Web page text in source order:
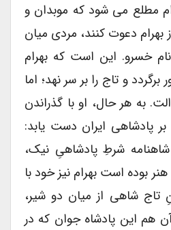
مطلع می شود که موبدان و
بهرام دعوت کنند، مردی میان
خسرو. این است که بهرام
و تاج را بر سر نهد؛ اما
به هر حال، او با گذراندن
پادشاهی ایران دست یابد:
شرطِ پادشاهیِ نیک،
بوده است بهرام نیز خود با
تاج شاهی از میان دو شیر،
این پادشاه جوان که در